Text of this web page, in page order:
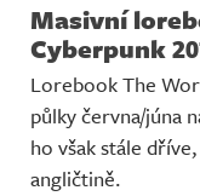
Masivní
Cyberpunk
Lorebook The
půlky června/júna
ho však stále
angličtině.